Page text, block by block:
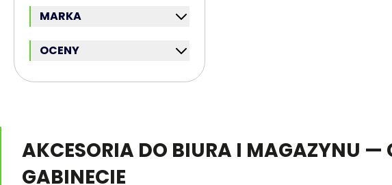
MARKA
FILTR
OCENY
FILTR
AKCESORIA DO BIURA I MAGAZYNU —
GABINECIE